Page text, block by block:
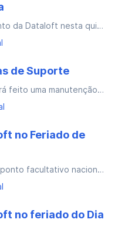
Confira como será o funcionamento da Dataloft nesta quinta-feira, 20 de novembro.
de Suporte
Este é um breve aviso de que será feito uma manutenção e atualização em nossos sistemas de suporte.
no Feriado de
Nesta quinta-feira, 8 de junho, é ponto facultativo nacional de Corpus Christi. Confira como será o funcionamento da Dataloft
no feriado do Dia